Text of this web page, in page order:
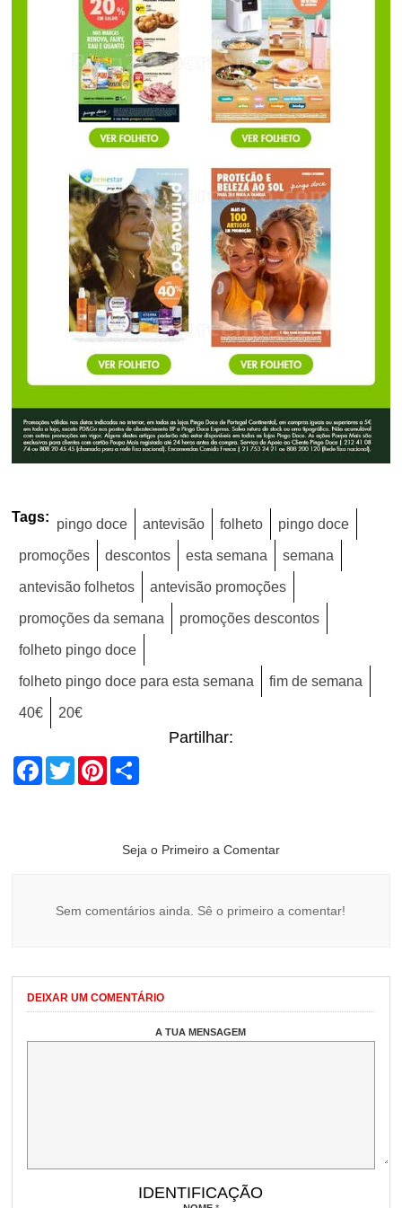
Tags: pingo doce antevisão folheto pingo doce
promoções descontos esta semana semana
antevisão folhetos antevisão promoções
promoções da semana promoções descontos
folheto pingo doce
folheto pingo doce para esta semana fim de semana
40€ 20€
Partilhar:
Facebook
TwitterPinterest
Seja o Primeiro a Comentar
Sem comentários ainda. Sê o primeiro a comentar!
DEIXAR UM COMENTÁRIO
A TUA MENSAGEM
IDENTIFICAÇÃO